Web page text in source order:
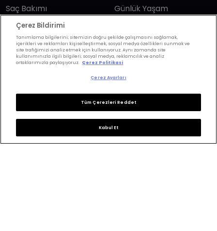
Saç Bakımı
Saç Kesimi
Erkek Saç
Kuaförler
Günlük Yaşam
Yükselen Burç
Hesaplama
Çerez Bildirimi
Tanımlama bilgilerini; sitemizin doğru şekilde çalışmasını sağlamak,
içerikleri ve reklamları kişiselleştirmek, sosyal medya özellikleri sunmak ve
site trafiğimizi analiz etmek için kullanıyoruz. Aynı zamanda site
kullanımınızla ilgili bilgileri; sosyal medya, reklamcılık ve analiz
ortaklarımızla paylaşıyoruz. Çerez Politikasi
Çerez Ayarları
Tüm Çerezleri Reddet
Kabul Et